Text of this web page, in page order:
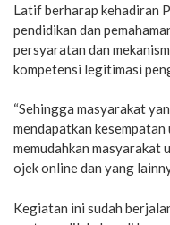
Latif berharap kehadiran
pendidikan dan
persyaratan dan
kompetensi legitimasi
“Sehingga masyarakat
mendapatkan
memudahkan masyarakat
ojek online dan yang
Kegiatan ini sudah